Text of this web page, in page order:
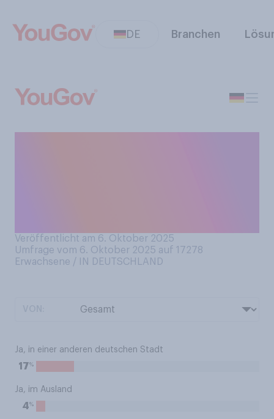
DE Branchen
Veröffentlicht am 6. Oktober 2025
Umfrage vom 6. Oktober 2025 auf 17278
Erwachsene / IN DEUTSCHLAND
Ja, in einer anderen deutschen Stadt
17%
Ja, im Ausland
4%